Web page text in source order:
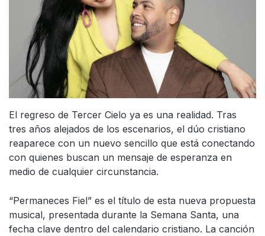
El regreso de Tercer Cielo ya es una realidad. Tras
tres años alejados de los escenarios, el dúo cristiano
reaparece con un nuevo sencillo que está conectando
con quienes buscan un mensaje de esperanza en
medio de cualquier circunstancia.
“Permaneces Fiel” es el título de esta nueva propuesta
musical, presentada durante la Semana Santa, una
fecha clave dentro del calendario cristiano. La canción